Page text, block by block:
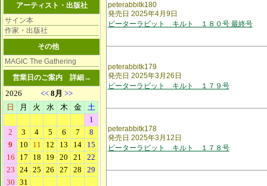
アーティスト・出版社
サイン本
作家・出版社
その他
MAGIC The Gathering
営業日のご案内 詳細→
peterabbitk180
発売日 2025年4月9日
ピーターラビット キルト １８０号 最終号
peterabbitk179
発売日 2025年3月26日
ピーターラビット キルト １７９号
peterabbitk178
発売日 2025年3月12日
ピーターラビット キルト １７８号